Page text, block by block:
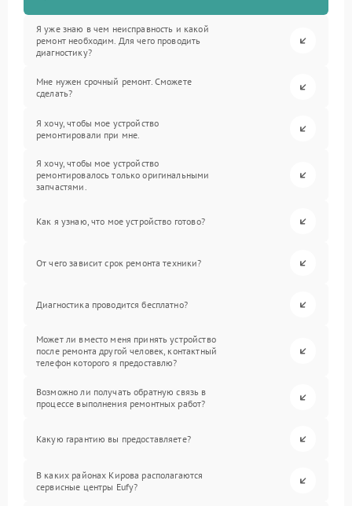
Я уже знаю в чем неисправность и какой
ремонт необходим. Для чего проводить
диагностику?
Мне нужен срочный ремонт. Сможете
сделать?
Я хочу, чтобы мое устройство
ремонтировали при мне.
Я хочу, чтобы мое устройство
ремонтировалось только оригинальными
запчастями.
Как я узнаю, что мое устройство готово?
От чего зависит срок ремонта техники?
Диагностика проводится бесплатно?
Может ли вместо меня принять устройство
после ремонта другой человек, контактный
телефон которого я предоставлю?
Возможно ли получать обратную связь в
процессе выполнения ремонтных работ?
Какую гарантию вы предоставляете?
В каких районах Кирова располагаются
сервисные центры Eufy?